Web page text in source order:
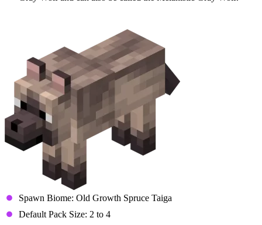
Spawn Biome: Old Growth Spruce Taiga
Default Pack Size: 2 to 4